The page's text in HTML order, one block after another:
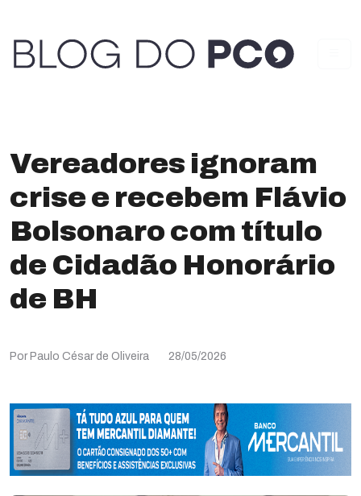
Vereadores ignoram
crise e recebem Flávio
Bolsonaro com título
de Cidadão Honorário
de BH
Por Paulo César de Oliveira 28/05/2026